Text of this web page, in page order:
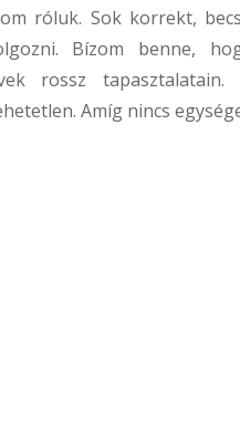
róluk. Sok korrekt,
Bízom benne,
rossz
Amíg nincs